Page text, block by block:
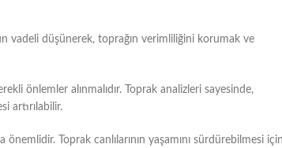
vadeli düşünerek, toprağın verimliliğini korumak ve
önlemler alınmalıdır. Toprak analizleri sayesinde,
artırılabilir.
Toprak canlılarının yaşamını sürdürebilmesi